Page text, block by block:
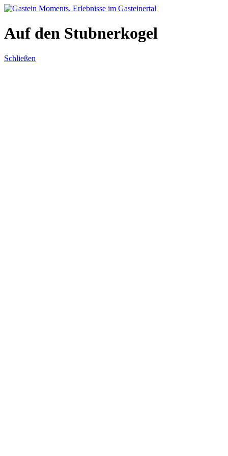
Direkt zum Inhalt
Auf den Stubnerkogel
Schließen